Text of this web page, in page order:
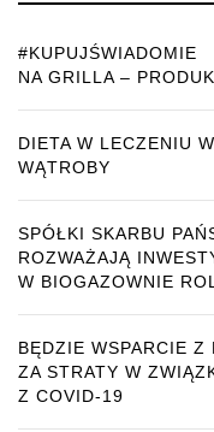
#KUPUJŚWIADOMIE
NA GRILLA –
DIETA W LECZENIU
WĄTROBY
SPÓŁKI SKARBU
ROZWAŻAJĄ
W BIOGAZOWNIE
BĘDZIE WSPARCIE Z
ZA STRATY W
Z COVID-19